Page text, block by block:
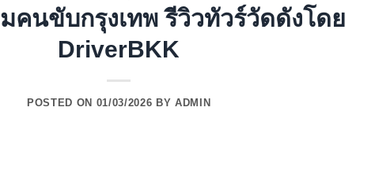
คนขับกรุงเทพ รีวิวทัวร์วัดดังโดย
DriverBKK
POSTED ON 01/03/2026 BYADMIN